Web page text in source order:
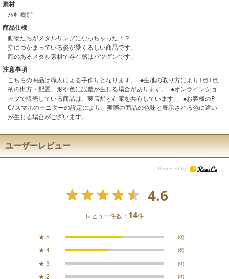
素材
ﾒﾀﾙ 樹脂
商品仕様
動物たちがメタルリングになっちゃった！？
指につかまっている姿が愛くるしい商品です。
艶のあるメタル素材で存在感はバツグンです。
注意事項
こちらの商品は職人による手作りとなります。 ◆生地の取り方により1点1点
柄の出方・配置、形や色に誤差が生じる場合があります。 ◆オンラインショ
ップで販売している商品は、実店舗と在庫を共有しています。 ◆お客様のP
C/スマホのモニターの設定により、実際の商品の色味と表示される色に違い
が生じる場合がございます。
ユーザーレビュー
4.6
レビュー件数： 14件
★ 5 (8)
★ 4 (6)
★ 3 (0)
★ 2 (0)